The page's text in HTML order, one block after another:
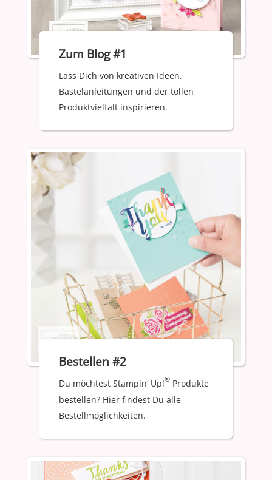
Zum Blog #1
Lass Dich von kreativen Ideen,
Bastelanleitungen und der tollen
Produktvielfalt inspirieren.
Bestellen #2
Du möchtest Stampin‘ Up!® Produkte
bestellen? Hier findest Du alle
Bestellmöglichkeiten.